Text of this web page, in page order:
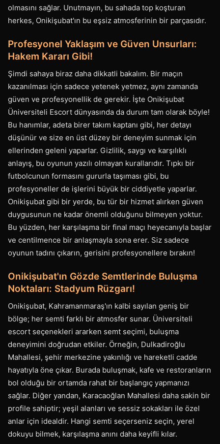
olmasını sağlar. Unutmayın, bu sahada top koşturan
herkes, Onikişubat'ın bu eşsiz atmosferinin bir parçasıdır.
Profesyonel Yaklaşım ve Güven Unsurları:
Hakem Kararı Gibi!
Şimdi sahaya biraz daha dikkatli bakalım. Bir maçın
kazanılması için sadece yetenek yetmez, aynı zamanda
güven ve profesyonellik de gerekir. İşte Onikişubat
Üniversiteli Escort dünyasında da durum tam olarak böyle!
Bu hanımlar, adeta birer takım kaptanı gibi, her detayı
düşünür ve size en üst düzey bir deneyim sunmak için
ellerinden geleni yaparlar. Gizlilik, saygı ve karşılıklı
anlayış, bu oyunun yazılı olmayan kurallarıdır. Tıpkı bir
futbolcunun formasını gururla taşıması gibi, bu
profesyoneller de işlerini büyük bir ciddiyetle yaparlar.
Onikişubat gibi bir yerde, bu tür bir hizmet alırken güven
duygusunun ne kadar önemli olduğunu bilmeyen yoktur.
Bu yüzden, her karşılaşma bir final maçı heyecanıyla başlar
ve centilmence bir anlaşmayla sona erer. Siz sadece
oyunun tadını çıkarın, gerisini profesyonellere bırakın!
Onikişubat'ın Gözde Semtlerinde Buluşma
Noktaları: Stadyum Rüzgarı!
Onikişubat, Kahramanmaraş'ın kalbi sayılan geniş bir
bölge; her semti farklı bir atmosfer sunar. Üniversiteli
escort seçenekleri ararken semt seçimi, buluşma
deneyimini doğrudan etkiler. Örneğin, Dulkadiroğlu
Mahallesi, şehir merkezine yakınlığı ve hareketli cadde
hayatıyla öne çıkar. Burada buluşmak, kafe ve restoranların
bol olduğu bir ortamda rahat bir başlangıç yapmanızı
sağlar. Diğer yandan, Karacaoğlan Mahallesi daha sakin bir
profile sahiptir; yeşil alanları ve sessiz sokakları ile özel
anlar için idealdir. Hangi semti seçerseniz seçin, yerel
dokuyu bilmek, karşılaşma anını daha keyifli kılar.